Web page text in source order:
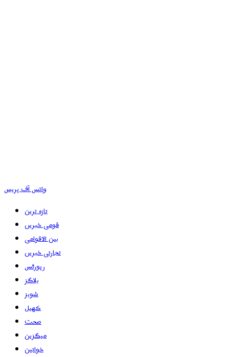
وائس آف پریس
تازہ ترین
قومی خبریں
بین الاقوامی
تجارتی خبریں
رپورٹس
بلاگز
شوبز
کھیل
صحت
میگزین
خواتین